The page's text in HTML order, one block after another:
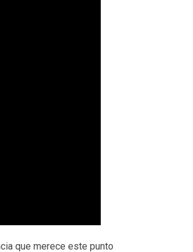
que merece este punto